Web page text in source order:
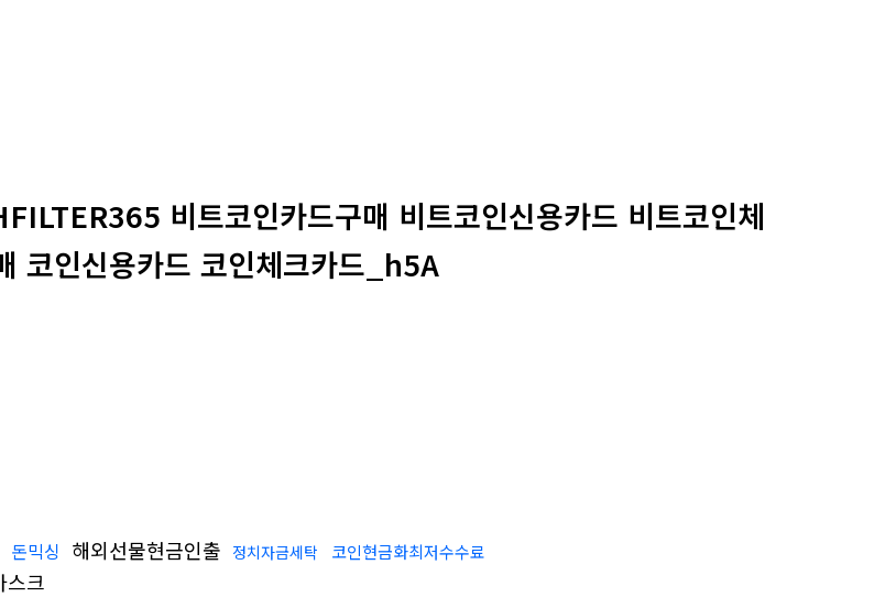
비트코인카드구매 비트코인신용카드 비트코인체
코인신용카드 코인체크카드_h5A
돈믹싱 해외선물현금인출 정치자금세탁 코인현금화최저수수료
스크